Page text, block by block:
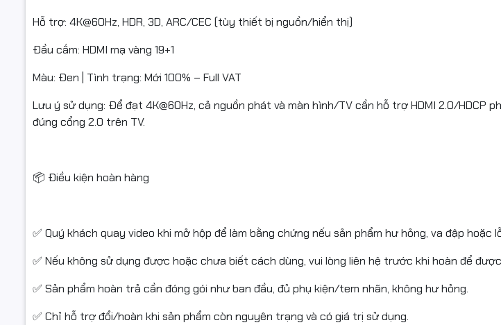
Hỗ trợ: 4K@60Hz, HDR, 3D, ARC/CEC (tùy thiết bị nguồn/hiển thị)
Đầu cắm: HDMI mạ vàng 19+1
Màu: Đen | Tình trạng: Mới 100% – Full VAT
Lưu ý sử dụng: Để đạt 4K@60Hz, cả nguồn phát và màn hình/TV cần hỗ trợ HDMI 2.0/HDCP
đúng cổng 2.0 trên TV.
📦 Điều kiện hoàn hàng
✅ Quý khách quay video khi mở hộp để làm bằng chứng nếu sản phẩm hư hỏng, va đập hoặc
✅ Nếu không sử dụng được hoặc chưa biết cách dùng, vui lòng liên hệ trước khi hoàn để
✅ Sản phẩm hoàn trả cần đóng gói như ban đầu, đủ phụ kiện/tem nhãn, không hư hỏng.
✅ Chỉ hỗ trợ đổi/hoàn khi sản phẩm còn nguyên trạng và có giá trị sử dụng.